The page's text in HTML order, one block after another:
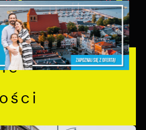
UDOSTĘPNIJ
NASTĘPNY